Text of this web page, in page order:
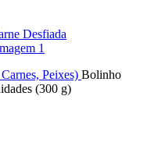
Peixes) Bolinho
(300 g)